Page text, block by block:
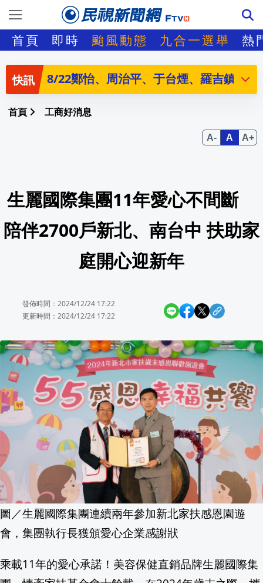
首頁 即時 颱風動態 九合一選舉 熱
哥倫比亞新總統將就職 富豪律師
白宮4億美元宴會廳遭喊卡 川普將上訴
8/22鄭怡、周治平、于台煙、羅吉鎮、
剛被交易到道奇！賽揚左投 Tarik
流金歲月民歌演唱會8/22、8/23恆春文
美就業爆冷緩解升息憂慮 美股創4月來
國際足總主席遭挪威逼宮 盟友力挺引爆
美職聯亞特蘭大聯簽下烏拉圭21歲中場
【下單送$100 LINE POINTS】登入再
剛果伊波拉疫情告急 WHO建議展開
Conor McGregor手術成功 霸氣宣告復
彭小刀證實離婚！14年豪門婚正式畫句
不顧最高法院裁決 川普傳再出招欲解
潘若迪揪兄弟一起「變女人」！沈玉琳
8/23恆春文化中心民歌演唱會鄭怡、施
美7月就業人數意外下滑！市場預期Fed
國王隊將退休Anze Kopitar的11號球衣
首頁 工商好消息
生麗國際集團11年愛心不間斷
陪伴2700戶新北、南台中 扶助家
庭開心迎新年
發佈時間：2024/12/24 17:22
更新時間：2024/12/24 17:22
圖／生麗國際集團連續兩年參加新北家扶感恩園遊
會，集團執行長獲頒愛心企業感謝狀
乘載11年的愛心承諾！美容保健直銷品牌生麗國際集